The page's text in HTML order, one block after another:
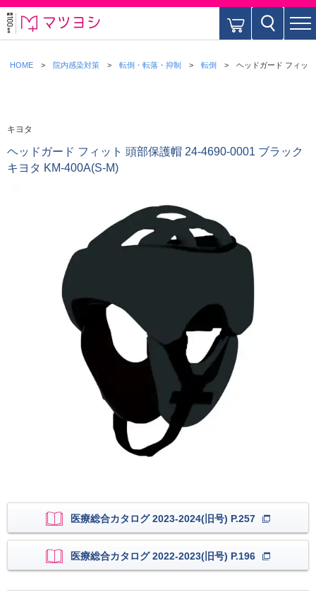
HOME 院内感染対策 転倒・転落・抑制 転倒 ヘッドガード フィッ
キヨタ
ヘッドガード フィット 頭部保護帽 24-4690-0001 ブラック
キヨタ KM-400A(S-M)
医療総合カタログ 2023-2024(旧号) P.257
医療総合カタログ 2022-2023(旧号) P.196